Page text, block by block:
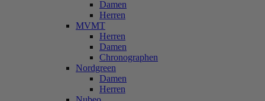
Damen
Herren
MVMT
Herren
Damen
Chronographen
Nordgreen
Damen
Herren